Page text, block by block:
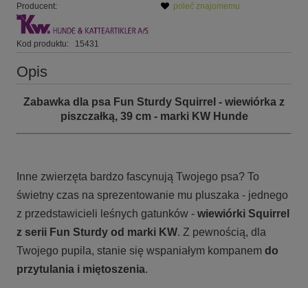
Producent:
Kod produktu: 15431
poleć znajomemu
Opis
Zabawka dla psa Fun Sturdy Squirrel - wiewiórka z
piszczałką, 39 cm - marki KW Hunde
Inne zwierzęta bardzo fascynują Twojego psa? To
świetny czas na sprezentowanie mu pluszaka - jednego
z przedstawicieli leśnych gatunków - wiewiórki Squirrel
z serii Fun Sturdy od marki KW. Z pewnością, dla
Twojego pupila, stanie się wspaniałym kompanem do
przytulania i miętoszenia.